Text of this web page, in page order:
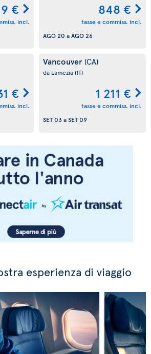
€
incl.
848 €
tasse e commiss. incl.
AGO 20 aAGO 26
€
incl.
Vancouver (CA)
da Lamezia(IT)
1 211 €
tasse e commiss. incl.
SET 03aSET 09
esperienza di viaggio